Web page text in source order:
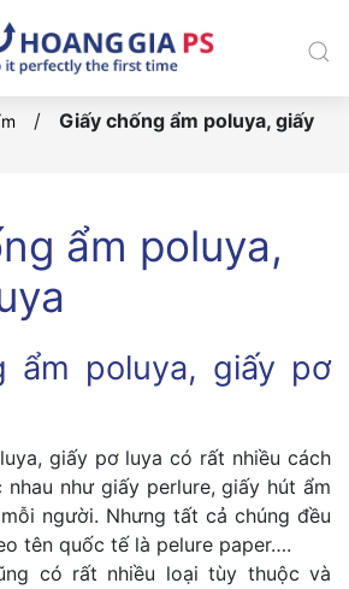
/
Giấy chống ẩm poluya, giấy
ẩm poluya,
ẩm poluya, giấy pơ
giấy pơ luya có rất nhiều cách
như giấy perlure, giấy hút ẩm
người. Nhưng tất cả chúng đều
tên quốc tế là pelure paper….
có rất nhiều loại tùy thuộc và